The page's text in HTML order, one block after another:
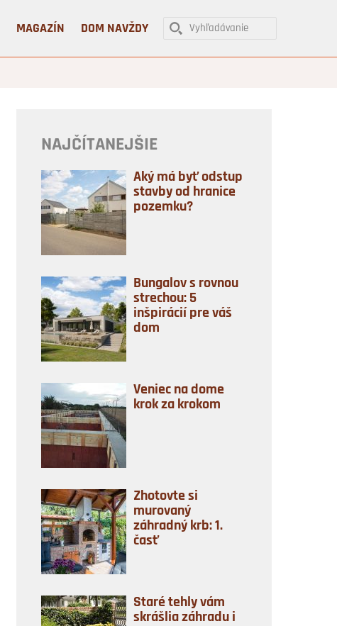
MAGAZÍN DOM NAVŽDY
NAJČÍTANEJŠIE
Aký má byť odstup
stavby od hranice
pozemku?
Bungalov s rovnou
strechou: 5
inšpirácií pre váš
dom
Veniec na dome
krok za krokom
Zhotovte si
murovaný
záhradný krb: 1.
časť
Staré tehly vám
skrášlia záhradu i